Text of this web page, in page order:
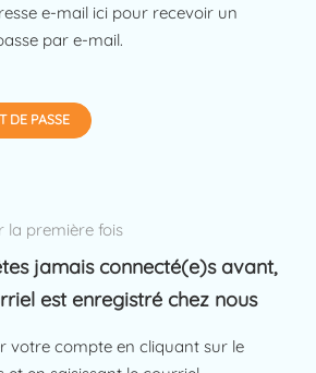
e-mail ici pour recevoir un
par e-mail.
DE PASSE
la première fois
jamais connecté(e)s avant,
est enregistré chez nous
votre compte en cliquant sur le